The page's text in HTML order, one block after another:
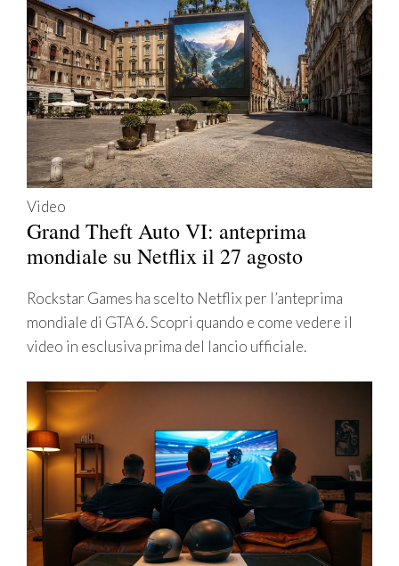
Video
Grand Theft Auto VI: anteprima
mondiale su Netflix il 27 agosto
Rockstar Games ha scelto Netflix per l’anteprima
mondiale di GTA 6. Scopri quando e come vedere il
video in esclusiva prima del lancio ufficiale.